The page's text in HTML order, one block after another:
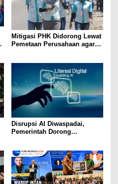
Mitigasi PHK Didorong Lewat
Pemetaan Perusahaan agar
Disrupsi AI Diwaspadai,
Pemerintah Dorong